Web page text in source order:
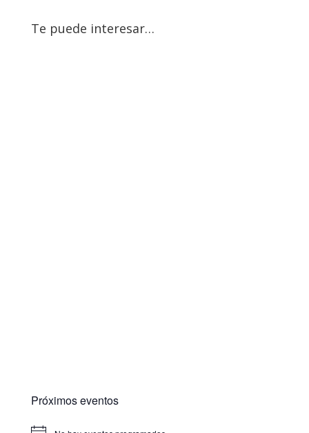
Te puede interesar…
Próximos eventos